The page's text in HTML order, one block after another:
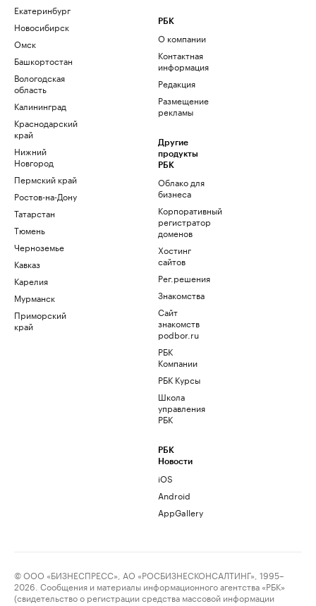
Екатеринбург
Новосибирск
Омск
Башкортостан
Вологодская
область
Калининград
Краснодарский
край
Нижний
Новгород
Пермский край
Ростов-на-Дону
Татарстан
Тюмень
Черноземье
Кавказ
Карелия
Мурманск
Приморский
край
РБК
О компании
Контактная
информация
Редакция
Размещение
рекламы
Другие
продукты
РБК
Облако для
бизнеса
Корпоративный
регистратор
доменов
Хостинг
сайтов
Рег.решения
Знакомства
Сайт
знакомств
podbor.ru
РБК
Компании
РБК Курсы
Школа
управления
РБК
РБК
Новости
iOS
Android
AppGallery
© ООО «БИЗНЕСПРЕСС», АО «РОСБИЗНЕСКОНСАЛТИНГ», 1995–
2026. Сообщения и материалы информационного агентства «РБК»
(свидетельство о регистрации средства массовой информации